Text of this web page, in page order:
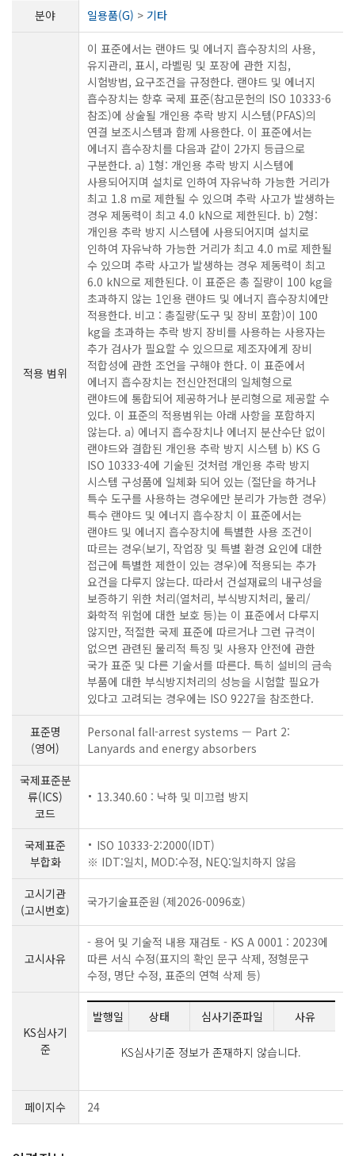
분야 일용품(G) > 기타
적용 범위
이 표준에서는 랜야드 및 에너지 흡수장치의 사용,
유지관리, 표시, 라벨링 및 포장에 관한 지침,
시험방법, 요구조건을 규정한다. 랜야드 및 에너지
흡수장치는 향후 국제 표준(참고문헌의 ISO 10333-6
참조)에 상술될 개인용 추락 방지 시스템(PFAS)의
연결 보조시스템과 함께 사용한다. 이 표준에서는
에너지 흡수장치를 다음과 같이 2가지 등급으로
구분한다. a) 1형: 개인용 추락 방지 시스템에
사용되어지며 설치로 인하여 자유낙하 가능한 거리가
최고 1.8 m로 제한될 수 있으며 추락 사고가 발생하는
경우 제동력이 최고 4.0 kN으로 제한된다. b) 2형:
개인용 추락 방지 시스템에 사용되어지며 설치로
인하여 자유낙하 가능한 거리가 최고 4.0 m로 제한될
수 있으며 추락 사고가 발생하는 경우 제동력이 최고
6.0 kN으로 제한된다. 이 표준은 총 질량이 100 kg을
초과하지 않는 1인용 랜야드 및 에너지 흡수장치에만
적용한다. 비고 : 총질량(도구 및 장비 포함)이 100
kg을 초과하는 추락 방지 장비를 사용하는 사용자는
추가 검사가 필요할 수 있으므로 제조자에게 장비
적합성에 관한 조언을 구해야 한다. 이 표준에서
에너지 흡수장치는 전신안전대의 일체형으로
랜야드에 통합되어 제공하거나 분리형으로 제공할 수
있다. 이 표준의 적용범위는 아래 사항을 포함하지
않는다. a) 에너지 흡수장치나 에너지 분산수단 없이
랜야드와 결합된 개인용 추락 방지 시스템 b) KS G
ISO 10333-4에 기술된 것처럼 개인용 추락 방지
시스템 구성품에 일체화 되어 있는 (절단을 하거나
특수 도구를 사용하는 경우에만 분리가 가능한 경우)
특수 랜야드 및 에너지 흡수장치 이 표준에서는
랜야드 및 에너지 흡수장치에 특별한 사용 조건이
따르는 경우(보기, 작업장 및 특별 환경 요인에 대한
접근에 특별한 제한이 있는 경우)에 적용되는 추가
요건을 다루지 않는다. 따라서 건설재료의 내구성을
보증하기 위한 처리(열처리, 부식방지처리, 물리/
화학적 위험에 대한 보호 등)는 이 표준에서 다루지
않지만, 적절한 국제 표준에 따르거나 그런 규격이
없으면 관련된 물리적 특징 및 사용자 안전에 관한
국가 표준 및 다른 기술서를 따른다. 특히 설비의 금속
부품에 대한 부식방지처리의 성능을 시험할 필요가
있다고 고려되는 경우에는 ISO 9227을 참조한다.
표준명
(영어)
Personal fall-arrest systems — Part 2:
Lanyards and energy absorbers
국제표준분
류(ICS)
코드
13.340.60 : 낙하 및 미끄럼 방지
국제표준
부합화
ISO 10333-2:2000(IDT)
※ IDT:일치, MOD:수정, NEQ:일치하지 않음
고시기관
(고시번호)
국가기술표준원 (제2026-0096호)
고시사유
- 용어 및 기술적 내용 재검토 - KS A 0001 : 2023에
따른 서식 수정(표지의 확인 문구 삭제, 정형문구
수정, 명단 수정, 표준의 연혁 삭제 등)
KS심사기
준
발행일 상태 심사기준파일 사유
KS심사기준 정보가 존재하지 않습니다.
페이지수 24